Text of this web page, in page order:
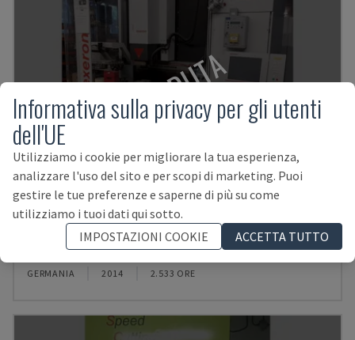
VENDUTA
EDM 312 MF20
EXERON - MACCHINA PER ELETTROEROSIONE A TUFFO
GERMANIA 2014 2.533 ORE
Informativa sulla privacy per gli utenti
dell'UE
Utilizziamo i cookie per migliorare la tua esperienza,
analizzare l'uso del sito e per scopi di marketing. Puoi
gestire le tue preferenze e saperne di più su come
utilizziamo i tuoi dati qui sotto.
IMPOSTAZIONI COOKIE
ACCETTA TUTTO